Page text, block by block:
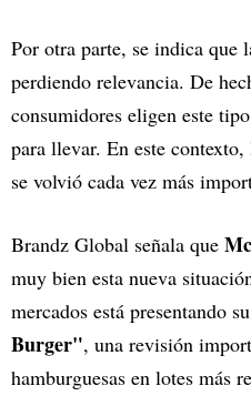
Por otra parte, se indica que
perdiendo relevancia. De
consumidores eligen este
para llevar. En este contexto,
se volvió cada vez más
Brandz Global señala que
muy bien esta nueva
mercados está presentando
Burger", una revisión
hamburguesas en lotes más